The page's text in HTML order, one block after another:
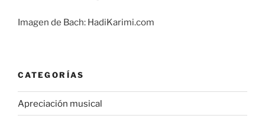
Imagen de Bach: HadiKarimi.com
CATEGORÍAS
Apreciación musical